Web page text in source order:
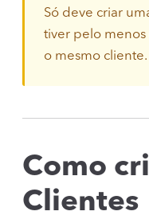
Só deve criar
tiver pelo menos
o mesmo cliente.
Como
Clientes